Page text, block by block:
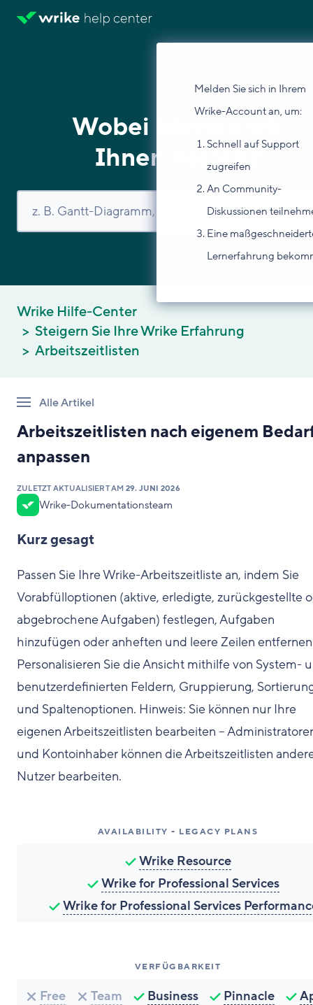
Melden Sie sich in Ihrem
Wrike-Account an, um:
Schnell auf Support
zugreifen
An Community-
Diskussionen
Eine
Lernerfahrung
Wobei können wir
Ihnen helfen?
Wrike Hilfe-Center
Steigern Sie Ihre Wrike Erfahrung
Arbeitszeitlisten
Alle Artikel
Arbeitszeitlisten nach eigenem
anpassen
ZULETZT AKTUALISIERT AM 29. JUNI 2026
Wrike-Dokumentationsteam
Kurz gesagt
Passen Sie Ihre Wrike-Arbeitszeitliste an, indem Sie
Vorabfülloptionen (aktive, erledigte, zurückgestellte
abgebrochene Aufgaben) festlegen, Aufgaben
hinzufügen oder anheften und leere Zeilen
Personalisieren Sie die Ansicht mithilfe von System-
benutzerdefinierten Feldern, Gruppierung,
und Spaltenoptionen. Hinweis: Sie können nur Ihre
eigenen Arbeitszeitlisten bearbeiten –
und Kontoinhaber können die Arbeitszeitlisten
Nutzer bearbeiten.
AVAILABILITY - LEGACY PLANS
Wrike Resource
Wrike for Professional Services
Wrike for Professional Services
VERFÜGBARKEIT
Free Team Business Pinnacle